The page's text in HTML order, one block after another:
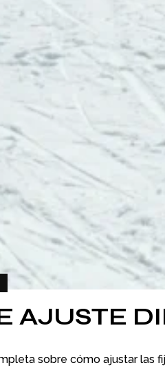
AJUSTE
sobre cómo ajustar las